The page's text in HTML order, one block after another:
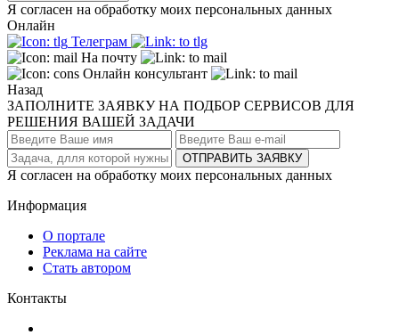
Я согласен на обработку моих персональных данных
Онлайн
Телеграм
На почту
Онлайн консультант
Назад
ЗАПОЛНИТЕ ЗАЯВКУ НА ПОДБОР СЕРВИСОВ ДЛЯ
РЕШЕНИЯ ВАШЕЙ ЗАДАЧИ
ОТПРАВИТЬ ЗАЯВКУ
Я согласен на обработку моих персональных данных
Информация
О портале
Реклама на сайте
Стать автором
Контакты